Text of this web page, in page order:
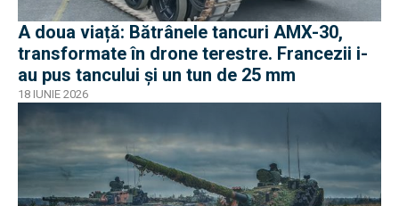
A doua viață: Bătrânele tancuri AMX-30,
transformate în drone terestre. Francezii i-
au pus tancului și un tun de 25 mm
18 IUNIE 2026